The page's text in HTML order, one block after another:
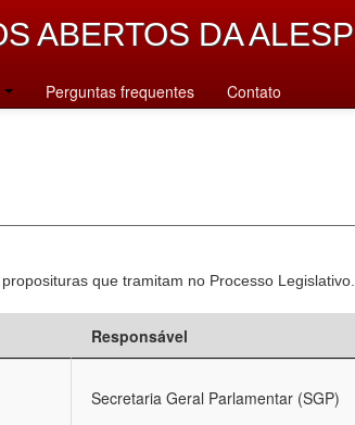
ABERTOS DA ALESP
Perguntas frequentes Contato
que tramitam no Processo Legislativo.
Responsável
Secretaria Geral Parlamentar (SGP)